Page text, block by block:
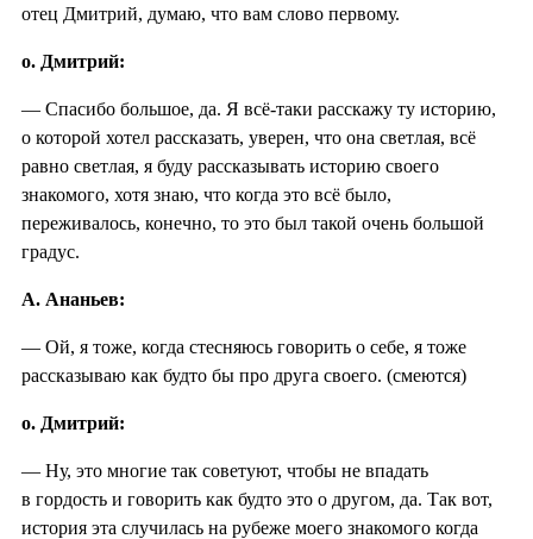
отец Дмитрий, думаю, что вам слово первому.
о. Дмитрий:
— Спасибо большое, да. Я всё-таки расскажу ту историю,
о которой хотел рассказать, уверен, что она светлая, всё
равно светлая, я буду рассказывать историю своего
знакомого, хотя знаю, что когда это всё было,
переживалось, конечно, то это был такой очень большой
градус.
А. Ананьев:
— Ой, я тоже, когда стесняюсь говорить о себе, я тоже
рассказываю как будто бы про друга своего. (смеются)
о. Дмитрий:
— Ну, это многие так советуют, чтобы не впадать
в гордость и говорить как будто это о другом, да. Так вот,
история эта случилась на рубеже моего знакомого когда